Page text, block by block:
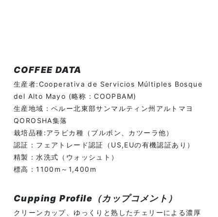
COFFEE DATA
生産者:Cooperativa de Servicios Múltiples Bosque
del Alto Mayo (略称：COOPBAM)
生産地域：ペルー北東部サンマルティン州アルトマヨ
QOROSHA集落
栽培品種:アラビカ種（ブルボン、カツーラ他）
認証：フェアトレード認証（US,EUの有機認証あり）
精製：水洗式（ウォッシュト）
標高：1100m～1,400m
Cupping Profile（カップコメント）
クリーンカップ、ゆっくりと熟したチェリーによる濃厚